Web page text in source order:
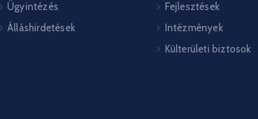
Ügyintézés
Álláshirdetések
Fejlesztések
Intézmények
Külterületi biztosok